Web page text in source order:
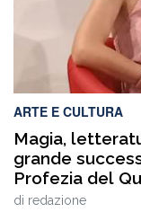
ARTE E CULTURA
Magia,
grande
Profezia del
duplice”
di redazione